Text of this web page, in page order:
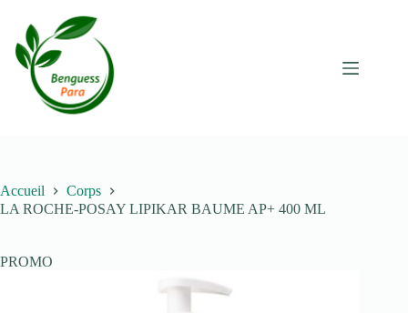
contenu
Accueil
Corps
LA ROCHE-POSAY LIPIKAR BAUME AP+ 400 ML
PROMO